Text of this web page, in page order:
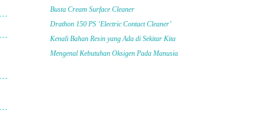
Busta Cream Surface Cleaner
Drathon 150 PS ‘Electric Contact Cleaner’
Kenali Bahan Resin yang Ada di Sekitar Kita
Mengenal Kebutuhan Oksigen Pada Manusia